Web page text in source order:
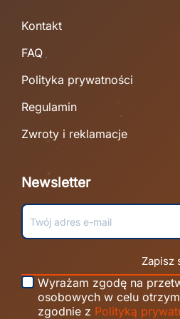
Kontakt
FAQ
Polityka prywatności
Regulamin
Zwroty i reklamacje
Newsletter
Zapisz
Wyrażam zgodę na
osobowych w celu
zgodnie z Polityką